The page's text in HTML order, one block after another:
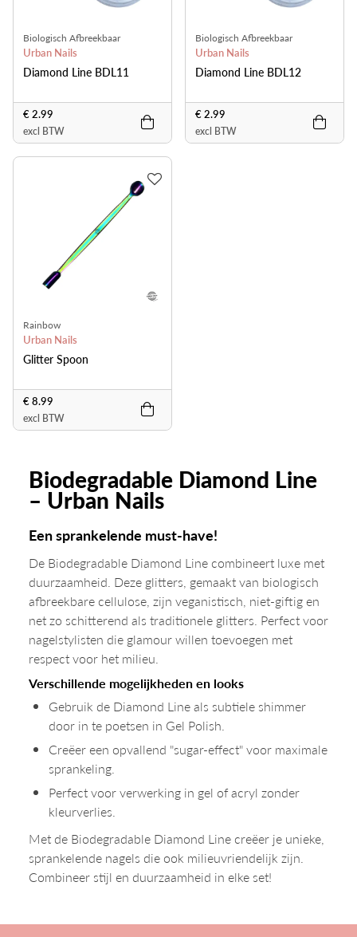
Biologisch Afbreekbaar
Urban Nails
Diamond Line BDL11
€ 2.99
excl BTW
Biologisch Afbreekbaar
Urban Nails
Diamond Line BDL12
€ 2.99
excl BTW
Rainbow
Urban Nails
Glitter Spoon
€ 8.99
excl BTW
Biodegradable Diamond Line
– Urban Nails
Een sprankelende must-have!
De Biodegradable Diamond Line combineert luxe met
duurzaamheid. Deze glitters, gemaakt van biologisch
afbreekbare cellulose, zijn veganistisch, niet-giftig en
net zo schitterend als traditionele glitters. Perfect voor
nagelstylisten die glamour willen toevoegen met
respect voor het milieu.
Verschillende mogelijkheden en looks
Gebruik de Diamond Line als subtiele shimmer
door in te poetsen in Gel Polish.
Creëer een opvallend "sugar-effect" voor maximale
sprankeling.
Perfect voor verwerking in gel of acryl zonder
kleurverlies.
Met de Biodegradable Diamond Line creëer je unieke,
sprankelende nagels die ook milieuvriendelijk zijn.
Combineer stijl en duurzaamheid in elke set!